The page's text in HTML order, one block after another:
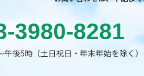
3980-8281
午後5時 （土日祝日・年末年始を除く）